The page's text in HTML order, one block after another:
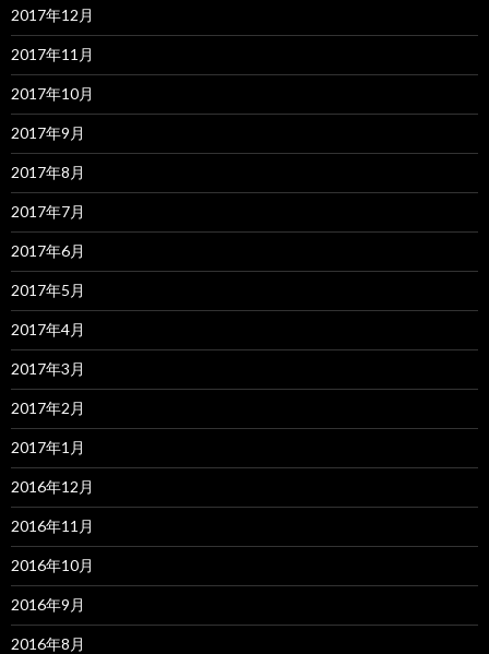
2017年12月
2017年11月
2017年10月
2017年9月
2017年8月
2017年7月
2017年6月
2017年5月
2017年4月
2017年3月
2017年2月
2017年1月
2016年12月
2016年11月
2016年10月
2016年9月
2016年8月